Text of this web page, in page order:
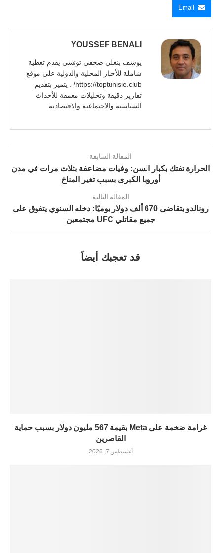
Email
YOUSSEF BENALI
يوسف بنعلي صحفي تونسي يقدم تغطية
شاملة للأخبار المحلية والدولية على موقع
https://toptunisie.club/ . يتميز بتقديم
تقارير دقيقة وتحليلات معمقة للأحداث
السياسية والاجتماعية والاقتصادية.
المقالة السابقة
الحرارة تفتك بكبار السن: وفيات مضاعفة بثلاث مرات في مدن
أوروبا الكبرى بسبب تغير المناخ
المقالة التالية
رونالدو يتقاضى 670 ألف دولار يوميًا: دخله السنوي يتفوق على
جميع مقاتلي UFC مجتمعين
قد تعجبك أيضاً
غرامة ضخمة على Meta بقيمة 567 مليون دولار بسبب حماية
القاصرين
أغسطس 7, 2026